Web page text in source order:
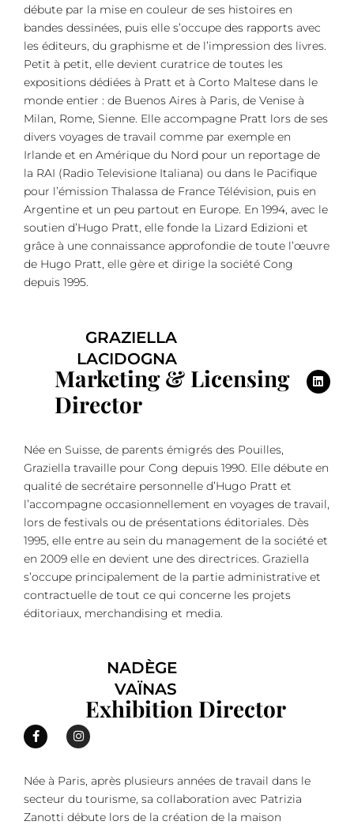
débute par la mise en couleur de ses histoires en
bandes dessinées, puis elle s’occupe des rapports avec
les éditeurs, du graphisme et de l’impression des livres.
Petit à petit, elle devient curatrice de toutes les
expositions dédiées à Pratt et à Corto Maltese dans le
monde entier : de Buenos Aires à Paris, de Venise à
Milan, Rome, Sienne. Elle accompagne Pratt lors de ses
divers voyages de travail comme par exemple en
Irlande et en Amérique du Nord pour un reportage de
la RAI (Radio Televisione Italiana) ou dans le Pacifique
pour l’émission Thalassa de France Télévision, puis en
Argentine et un peu partout en Europe. En 1994, avec le
soutien d’Hugo Pratt, elle fonde la Lizard Edizioni et
grâce à une connaissance approfondie de toute l’œuvre
de Hugo Pratt, elle gère et dirige la société Cong
depuis 1995.
GRAZIELLA
LACIDOGNA
Marketing & Licensing
Director
Née en Suisse, de parents émigrés des Pouilles,
Graziella travaille pour Cong depuis 1990. Elle débute en
qualité de secrétaire personnelle d’Hugo Pratt et
l’accompagne occasionnellement en voyages de travail,
lors de festivals ou de présentations éditoriales. Dès
1995, elle entre au sein du management de la société et
en 2009 elle en devient une des directrices. Graziella
s’occupe principalement de la partie administrative et
contractuelle de tout ce qui concerne les projets
éditoriaux, merchandising et media.
NADÈGE
VAÏNAS
Exhibition Director
Née à Paris, après plusieurs années de travail dans le
secteur du tourisme, sa collaboration avec Patrizia
Zanotti débute lors de la création de la maison